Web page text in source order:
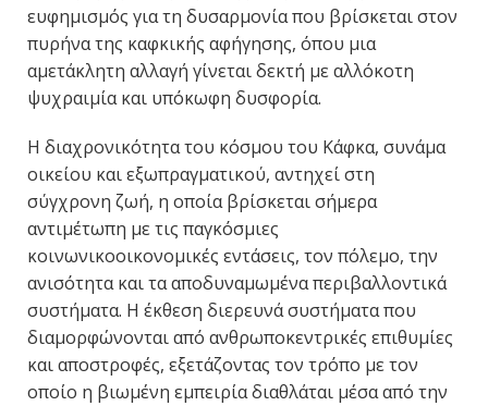
ευφημισμός για τη δυσαρμονία που βρίσκεται στον
πυρήνα της καφκικής αφήγησης, όπου μια
αμετάκλητη αλλαγή γίνεται δεκτή με αλλόκοτη
ψυχραιμία και υπόκωφη δυσφορία.
Η διαχρονικότητα του κόσμου του Κάφκα, συνάμα
οικείου και εξωπραγματικού, αντηχεί στη
σύγχρονη ζωή, η οποία βρίσκεται σήμερα
αντιμέτωπη με τις παγκόσμιες
κοινωνικοοικονομικές εντάσεις, τον πόλεμο, την
ανισότητα και τα αποδυναμωμένα περιβαλλοντικά
συστήματα. Η έκθεση διερευνά συστήματα που
διαμορφώνονται από ανθρωποκεντρικές επιθυμίες
και αποστροφές, εξετάζοντας τον τρόπο με τον
οποίο η βιωμένη εμπειρία διαθλάται μέσα από την